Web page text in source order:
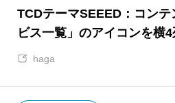
TCDテーマSEEED：コン
ビス一覧」のアイコンを横
haga